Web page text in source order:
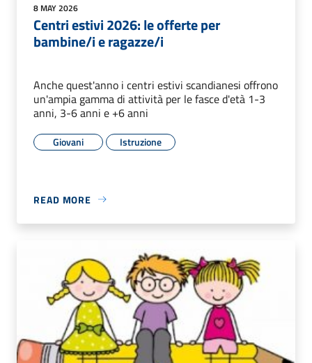
8 MAY 2026
Centri estivi 2026: le offerte per
bambine/i e ragazze/i
Anche quest'anno i centri estivi scandianesi offrono
un'ampia gamma di attività per le fasce d'età 1-3
anni, 3-6 anni e +6 anni
Giovani Istruzione
READ MORE